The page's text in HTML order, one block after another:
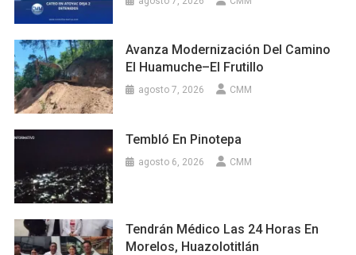
Avanza Modernización Del Camino
El Huamuche–El Frutillo
agosto 7, 2026 CMM
Tembló En Pinotepa
agosto 6, 2026 CMM
Tendrán Médico Las 24 Horas En
Morelos, Huazolotitlán